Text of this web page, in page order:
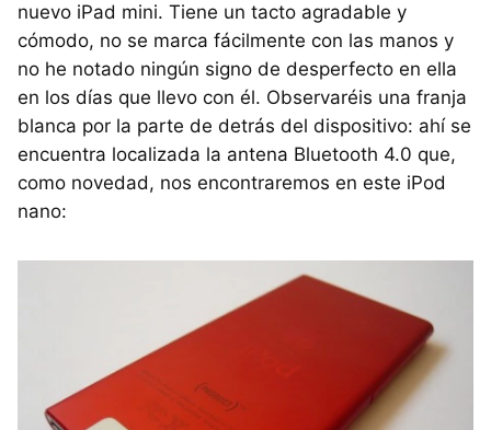
nuevo iPad mini. Tiene un tacto agradable y
cómodo, no se marca fácilmente con las manos y
no he notado ningún signo de desperfecto en ella
en los días que llevo con él. Observaréis una franja
blanca por la parte de detrás del dispositivo: ahí se
encuentra localizada la antena Bluetooth 4.0 que,
como novedad, nos encontraremos en este iPod
nano: